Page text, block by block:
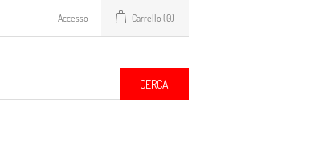
Accesso Carrello (0)
CERCA